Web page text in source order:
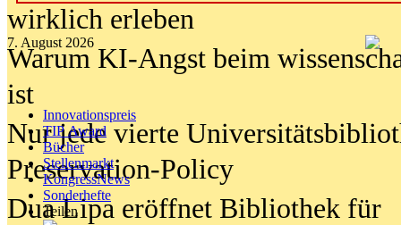
7. August 2026
Innovationspreis
TIP Award
Bücher
Stellenmarkt
KongressNews
Sonderhefte
Teilen
wirklich erleben
Warum KI-Angst beim
ist
Nur jede vierte
Preservation-Policy
Dua Lipa eröffnet Bibliothek für